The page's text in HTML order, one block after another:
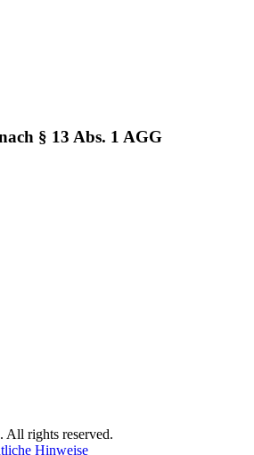
§ 13 Abs. 1 AGG
. All rights reserved.
Hinweise